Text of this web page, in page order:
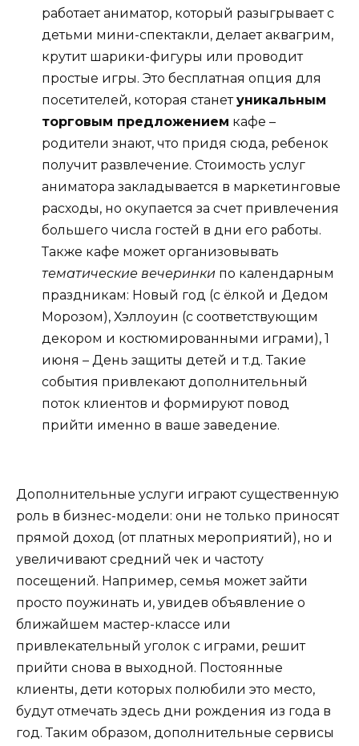
работает аниматор, который разыгрывает с
детьми мини-спектакли, делает аквагрим,
крутит шарики-фигуры или проводит
простые игры. Это бесплатная опция для
посетителей, которая станетуникальным
торговым предложением кафе –
родители знают, что придя сюда, ребенок
получит развлечение. Стоимость услуг
аниматора закладывается в маркетинговые
расходы, но окупается за счет привлечения
большего числа гостей в дни его работы.
Также кафе может организовывать
тематические вечеринки по календарным
праздникам: Новый год (с ёлкой и Дедом
Морозом), Хэллоуин (с соответствующим
декором и костюмированными играми), 1
июня – День защиты детей и т.д. Такие
события привлекают дополнительный
поток клиентов и формируют повод
прийти именно в ваше заведение.
Дополнительные услуги играют существенную
роль в бизнес-модели: они не только приносят
прямой доход (от платных мероприятий), но и
увеличивают средний чек и частоту
посещений. Например, семья может зайти
просто поужинать и, увидев объявление о
ближайшем мастер-классе или
привлекательный уголок с играми, решит
прийти снова в выходной. Постоянные
клиенты, дети которых полюбили это место,
будут отмечать здесь дни рождения из года в
год. Таким образом, дополнительные сервисы